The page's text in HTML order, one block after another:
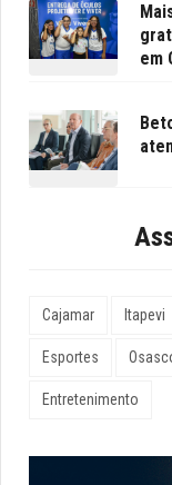
em
Cajamar Itapevi
Esportes
Entretenimento